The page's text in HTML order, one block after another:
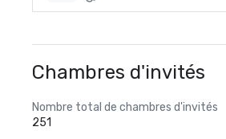
Chambres d'invités
Nombre total de chambres d'invités
251